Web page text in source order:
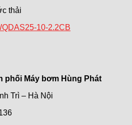
thải
10-2.2CB
phối Máy bơm Hùng Phát
Trì – Hà Nội